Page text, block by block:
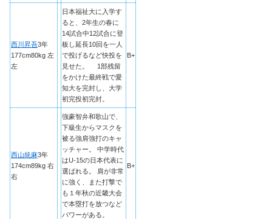
西川昇吾3年
177cm80kg 左
左
日本福祉大に入学す
ると、2年生の春に
14試合中12試合に登
板し延長10回を一人
で投げるなど快投を
見せた。 1部残留
をかけた最終戦で愛
知大を完封し、大学
初完投初完封。
B+
西山統麻3年
174cm89kg 右
右
強豪智弁和歌山で、
下級生からマスクを
被る強肩強打のキャ
ッチャー。 中学時代
はU-15の日本代表に
選ばれる。 肩が非常
に強く、また打撃で
も１年秋の近畿大会
で本塁打を放つなど
パワーがある。
B+